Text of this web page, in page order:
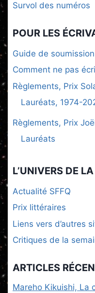
Survol des numéros
POUR LES
Guide de soumission
Comment ne pas
Règlements, Prix
Lauréats, 1974-
Règlements, Prix
Lauréats
L’UNIVERS DE
Actualité SFFQ
Prix littéraires
Liens vers d’autres
Critiques de la
ARTICLES
Mareho Kikuishi, La